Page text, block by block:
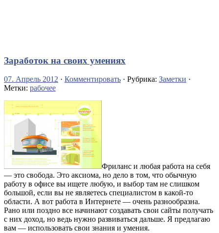
Заработок на своих умениях
07. Апрель 2012 · Комментировать · Рубрика: Заметки ·
Метки: рабочее
Фриланс и любая работа на себя
— это свобода. Это аксиома, но дело в том, что обычную
работу в офисе вы ищете любую, и выбор там не слишком
большой, если вы не являетесь специалистом в какой-то
области. А вот работа в Интернете — очень разнообразна.
Рано или поздно все начинают создавать свои сайты получать
с них доход, но ведь нужно развиваться дальше. Я предлагаю
вам — использовать свои знания и умения.